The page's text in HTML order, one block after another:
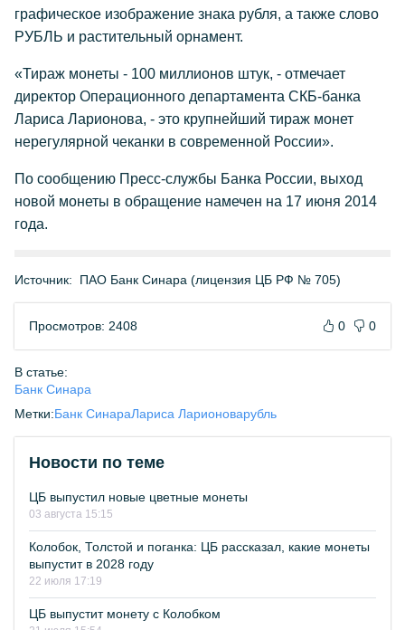
графическое изображение знака рубля, а также слово
РУБЛЬ и растительный орнамент.
«Тираж монеты - 100 миллионов штук, - отмечает
директор Операционного департамента СКБ-банка
Лариса Ларионова, - это крупнейший тираж монет
нерегулярной чеканки в современной России».
По сообщению Пресс-службы Банка России, выход
новой монеты в обращение намечен на 17 июня 2014
года.
Источник: ПАО Банк Синара (лицензия ЦБ РФ № 705)
Просмотров: 2408 0 0
В статье:
Банк Синара
Метки:Банк СинараЛариса Ларионоварубль
Новости по теме
ЦБ выпустил новые цветные монеты
03 августа 15:15
Колобок, Толстой и поганка: ЦБ рассказал, какие монеты
выпустит в 2028 году
22 июля 17:19
ЦБ выпустит монету с Колобком